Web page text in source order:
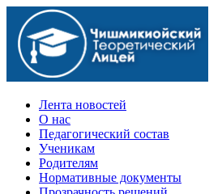
Официальный сайт учебного заведения
Лента новостей
О нас
Педагогический состав
Ученикам
Родителям
Нормативные документы